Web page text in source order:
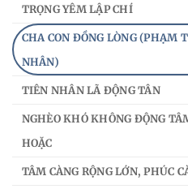
TRỌNG YÊM LẬP CHÍ
CHA CON ĐỒNG LÒNG (PHẠM
NHÂN)
TIÊN NHÂN LÃ ĐỘNG TÂN
NGHÈO KHÓ KHÔNG ĐỘNG
HOẶC
TÂM CÀNG RỘNG LỚN, PHÚC